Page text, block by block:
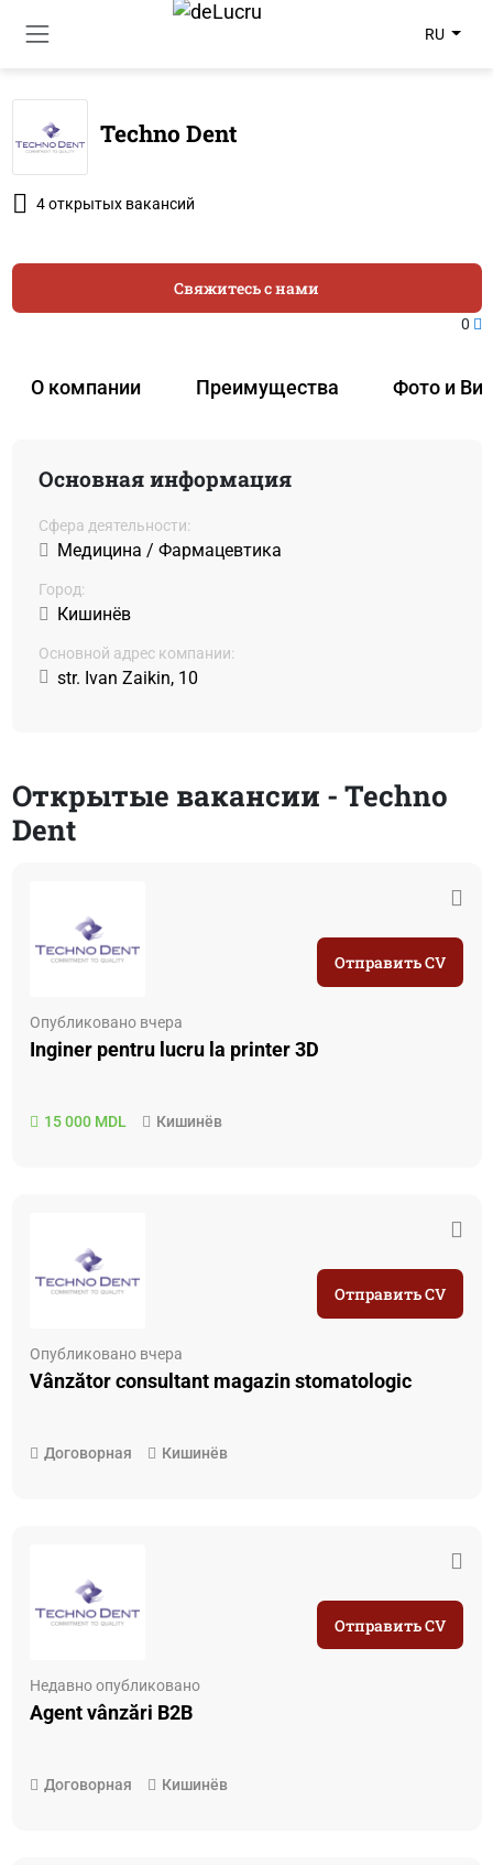
RU
Techno Dent
4 открытых вакансий
О компании Преимущества Фото и
Свяжитесь с нами
0
Основная информация
Сфера деятельности:
Медицина / Фармацевтика
Город:
Кишинёв
Основной адрес компании:
str. Ivan Zaikin, 10
Открытые вакансии - Techno
Dent
Опубликовано вчера
Inginer pentru lucru la printer 3D
15 000 MDL Кишинёв
Отправить CV
Опубликовано вчера
Vânzător consultant magazin stomatologic
Договорная Кишинёв
Отправить CV
Недавно опубликовано
Agent vânzări B2B
Договорная Кишинёв
Отправить CV